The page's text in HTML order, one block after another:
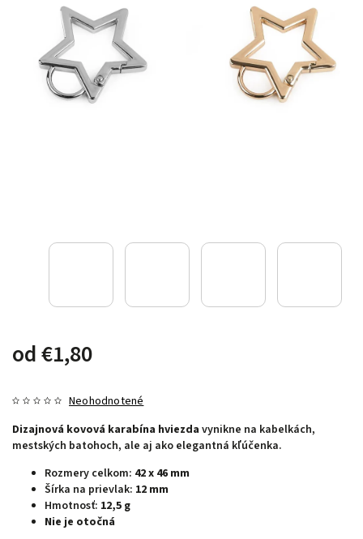
od€1,80
Neohodnotené
Dizajnová kovová karabína hviezda vynikne na kabelkách,
mestských batohoch, ale aj ako elegantná kľúčenka.
Rozmery celkom: 42 x 46 mm
Šírka na prievlak: 12 mm
Hmotnosť: 12,5 g
Nie je otočná